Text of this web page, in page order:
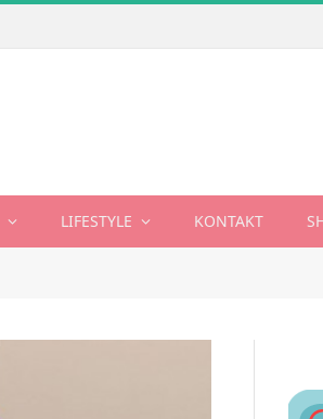
LIFESTYLE KONTAKT